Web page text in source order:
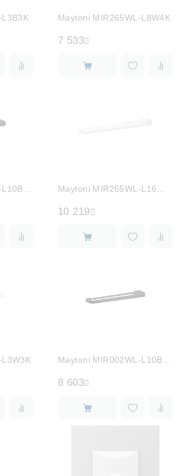
Maytoni MIR265WL-L8W4K
7 533
10 219
8 603